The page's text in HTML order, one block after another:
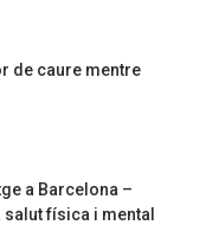
de caure mentre
a Barcelona –
salut física i mental